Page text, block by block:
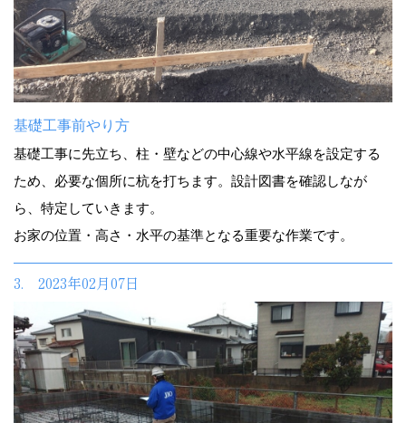
基礎工事前やり方
基礎工事に先立ち、柱・壁などの中心線や水平線を設定する
ため、必要な個所に杭を打ちます。設計図書を確認しなが
ら、特定していきます。
お家の位置・高さ・水平の基準となる重要な作業です。
3. 2023年02月07日